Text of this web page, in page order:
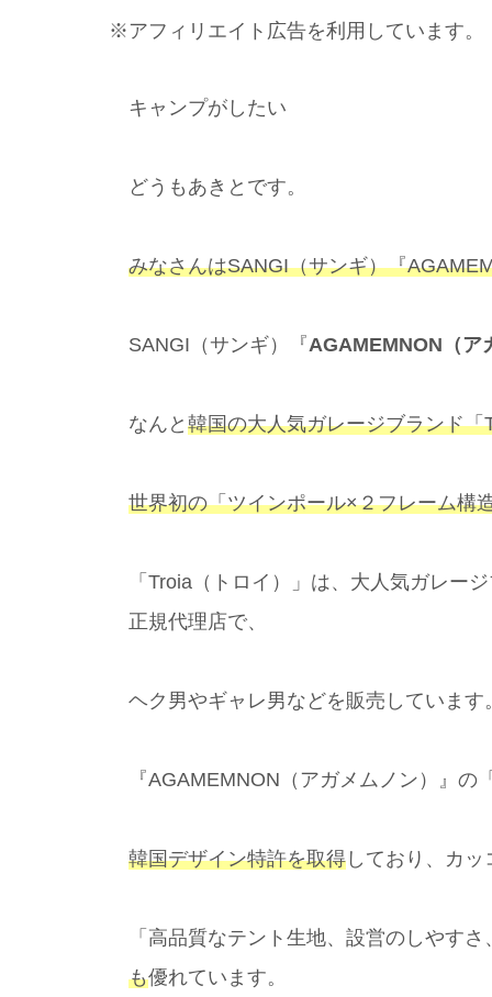
※アフィリエイト広告を利用しています。
キャンプがしたい
どうもあきとです。
みなさんはSANGI（サンギ）『
SANGI（サンギ）『AGAMEMNON（ア
なんと 韓国の大人気ガレージブランド「
世界初の「ツインポール×２フレーム構
「Troia（トロイ）」は、大人気ガレー
正規代理店で、
ヘク男やギャレ男などを販売していま
『AGAMEMNON（アガメムノン）』
韓国デザイン特許を取得 しており、カ
「高品質なテント生地、設営のしやす
も優れています。